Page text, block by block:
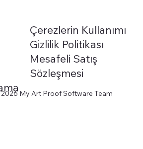
Çerezlerin Kullanımı
Gizlilik Politikası
Mesafeli Satış
Sözleşmesi
My Art Proof Software Team